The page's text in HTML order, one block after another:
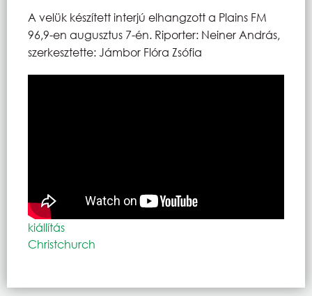
A velük készített interjú elhangzott a Plains FM
96,9-en augusztus 7-én. Riporter: Neiner András,
szerkesztette: Jámbor Flóra Zsófia
kiállítás
Christchurch